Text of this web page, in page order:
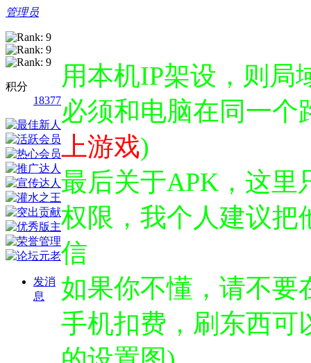
管理员
积分
18377
发消
息
用本机IP架设，则局
必须和电脑在同一个
上游戏)
最后关于APK，这里
权限，我个人建议把
信
如果你不懂，请不要
手机扣费，刷东西可